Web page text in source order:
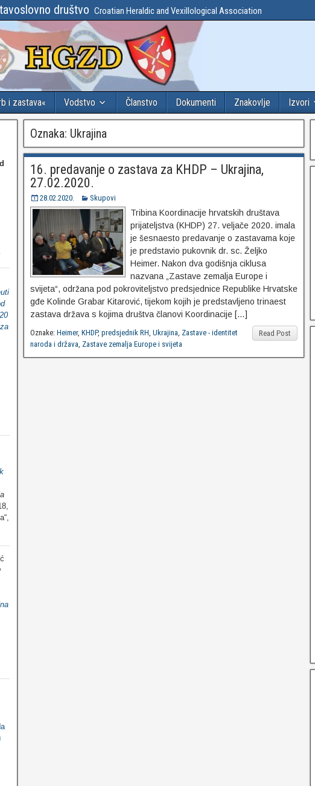
društvo Croatian Heraldic and Vexillological Association
i zastava« Vodstvo Članstvo Dokumenti Znakovlje Izvori
Oznaka: Ukrajina
16. predavanje o zastava za KHDP – Ukrajina,
27.02.2020.
28.02.2020. Skupovi
Tribina Koordinacije hrvatskih društava
prijateljstva (KHDP) 27. veljače 2020. imala
je šesnaesto predavanje o zastavama koje
je predstavio pukovnik dr. sc. Željko
Heimer. Nakon dva godišnja ciklusa
nazvana „Zastave zemalja Europe i
svijeta“, održana pod pokroviteljstvo predsjednice Republike Hrvatske
gđe Kolinde Grabar Kitarović, tijekom kojih je predstavljeno trinaest
zastava država s kojima društva članovi Koordinacije […]
Read Post
Oznake: Heimer, KHDP, predsjednik RH, Ukrajina, Zastave - identitet
naroda i država, Zastave zemalja Europe i svijeta